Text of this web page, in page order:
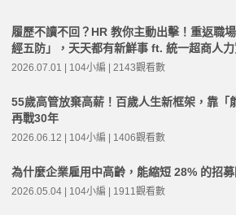
履歷不讀不回？HR 教你主動出擊！重返職
經五防」，天天都有新鮮事 ft. 統一超商人
理 林宸碩 | 高年級不打烊 x 用 AI 點亮第二人
2026.07.01 | 104小編 | 2143觀看數
55歲高管放棄高薪！百歲人生新框架，靠「
再戰30年
2026.06.12 | 104小編 | 1406觀看數
為什麼企業雇用中高齡，能縮短 28% 的招募
2026.05.04 | 104小編 | 1911觀看數